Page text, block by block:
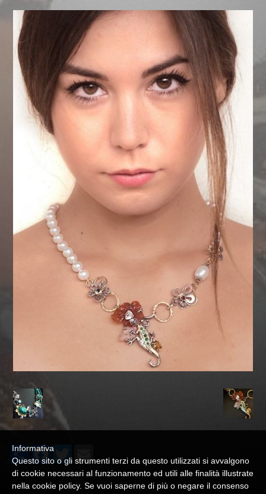
ShareFacebook
Informativa
Questo sito o gli strumenti terzi da questo utilizzati si avvalgono
di cookie necessari al funzionamento ed utili alle finalità illustrate
nella cookie policy. Se vuoi saperne di più o negare il consenso